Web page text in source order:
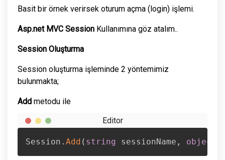
Basit bir örnek verirsek oturum açma (login) işlemi.
Asp.net MVC Session Kullanımına göz atalım..
Session Oluşturma
Session oluşturma işleminde 2 yöntemimiz
bulunmakta;
Add metodu ile
Session . Add ( string sessionName , object